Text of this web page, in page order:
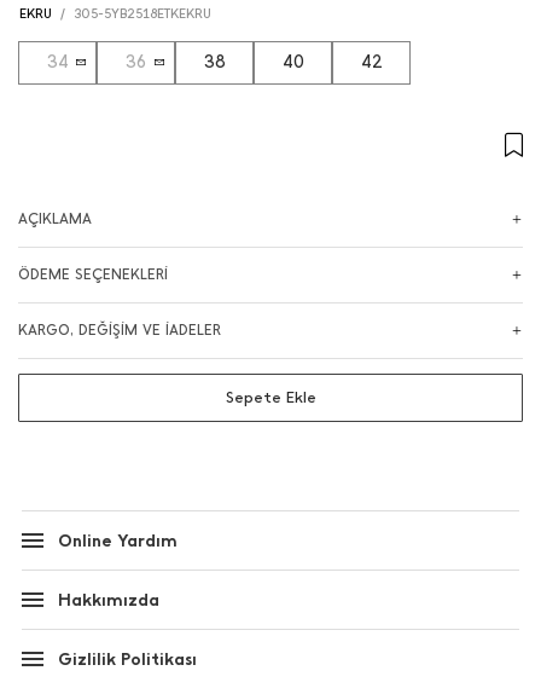
34 36 38 40 42
EKRU / 305-5YB2518ETKEKRU
Sepete Ekle
AÇIKLAMA
ÖDEME SEÇENEKLERİ
KARGO, DEĞİŞİM VE İADELER
Online Yardım
Hakkımızda
Gizlilik Politikası